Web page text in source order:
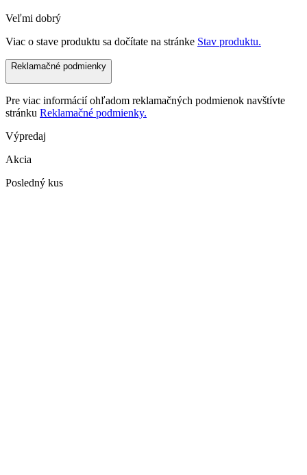
Veľmi dobrý
Viac o stave produktu sa dočítate na stránke Stav produktu.
Reklamačné podmienky
Pre viac informácií ohľadom reklamačných podmienok navštívte
stránku Reklamačné podmienky.
Výpredaj
Akcia
Posledný kus